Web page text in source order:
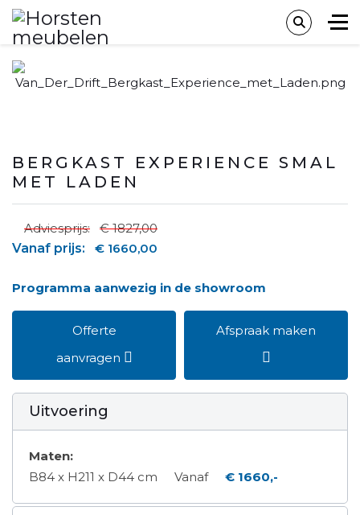
BERGKAST EXPERIENCE SMAL
MET LADEN
Adviesprijs:
€ 1827,00
Vanaf prijs:
€ 1660,00
Programma aanwezig in de showroom
Offerte
aanvragen
Afspraak maken
Uitvoering
Maten:
B84 x H211 x D44 cm
Vanaf € 1660,-